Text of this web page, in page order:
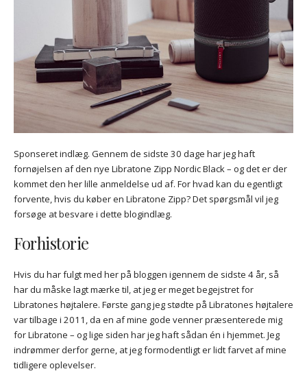
Sponseret indlæg. Gennem de sidste 30 dage har jeg haft
fornøjelsen af den nye Libratone Zipp Nordic Black – og det er der
kommet den her lille anmeldelse ud af. For hvad kan du egentligt
forvente, hvis du køber en Libratone Zipp? Det spørgsmål vil jeg
forsøge at besvare i dette blogindlæg.
Forhistorie
Hvis du har fulgt med her på bloggen igennem de sidste 4 år, så
har du måske lagt mærke til, at jeg er meget begejstret for
Libratones højtalere. Første gang jeg stødte på Libratones højtalere
var tilbage i 2011, da en af mine gode venner præsenterede mig
for Libratone – og lige siden har jeg haft sådan én i hjemmet. Jeg
indrømmer derfor gerne, at jeg formodentligt er lidt farvet af mine
tidligere oplevelser.